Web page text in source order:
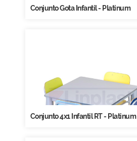
Conjunto Gota Infantil - Platinum
Conjunto 4x1 Infantil RT - Platinum